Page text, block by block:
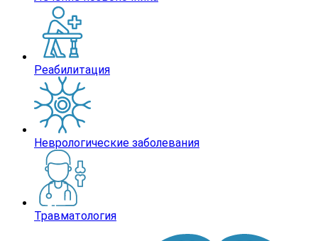
Реабилитация
Неврологические заболевания
Травматология